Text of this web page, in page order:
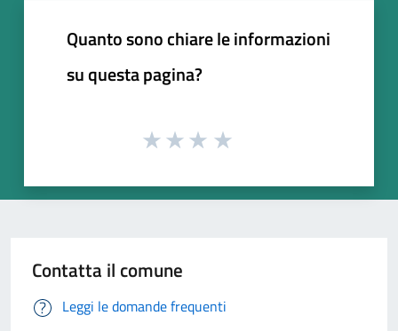
Quanto sono chiare le informazioni
su questa pagina?
Contatta il comune
Leggi le domande frequenti